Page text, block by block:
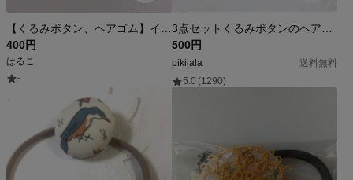
400円
はるこ
-
500円
pikilala
送料無料
5.0 (1290)